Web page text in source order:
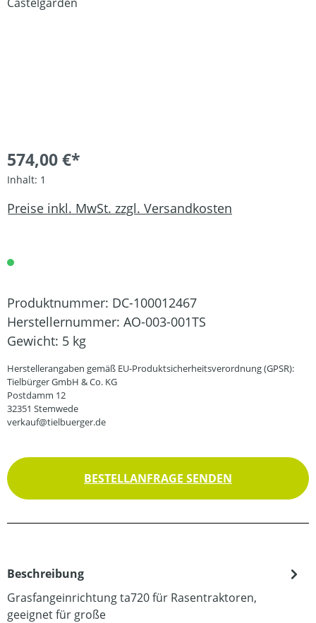
574,00 €*
Inhalt: 1
Preise inkl. MwSt. zzgl. Versandkosten
Produktnummer: DC-100012467
Herstellernummer: AO-003-001TS
Gewicht: 5 kg
Herstellerangaben gemäß EU-Produktsicherheitsverordnung (GPSR):
Tielbürger GmbH & Co. KG
Postdamm 12
32351 Stemwede
verkauf@tielbuerger.de
BESTELLANFRAGE SENDEN
Beschreibung
Grasfangeinrichtung ta720 für Rasentraktoren,
geeignet für große